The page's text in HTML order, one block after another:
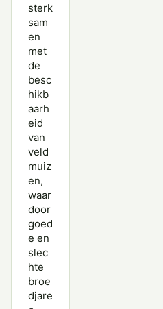
sterk
sam
en
met
de
besc
hikb
aarh
eid
van
veld
muiz
en,
waar
door
goed
e en
slec
hte
broe
djare